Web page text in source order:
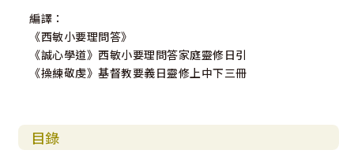
編譯：
《西敏小要理問答》
《誠心學道》西敏小要理問答家庭靈修日引
《操練敬虔》基督教要義日靈修上中下三冊
目錄